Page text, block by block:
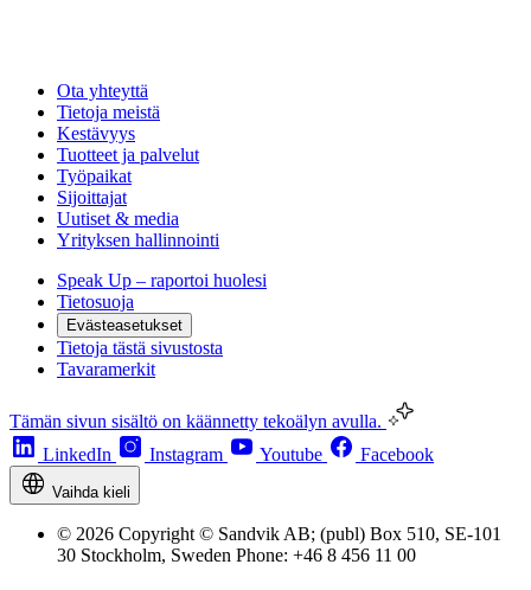
Ota yhteyttä
Tietoja meistä
Kestävyys
Tuotteet ja palvelut
Työpaikat
Sijoittajat
Uutiset & media
Yrityksen hallinnointi
Speak Up – raportoi huolesi
Tietosuoja
Evästeasetukset
Tietoja tästä sivustosta
Tavaramerkit
Tämän sivun sisältö on käännetty tekoälyn avulla.
LinkedIn
Instagram Youtube Facebook
Vaihda kieli
© 2026 Copyright © Sandvik AB; (publ) Box 510, SE-101
30 Stockholm, Sweden Phone: +46 8 456 11 00